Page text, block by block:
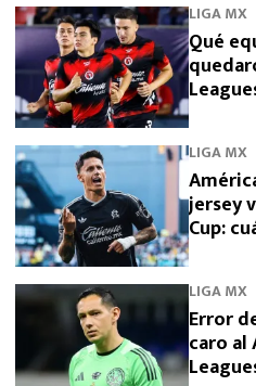
LIGA MX
Qué
LIGA MX
jersey
Cup:
LIGA MX
Error
caro al